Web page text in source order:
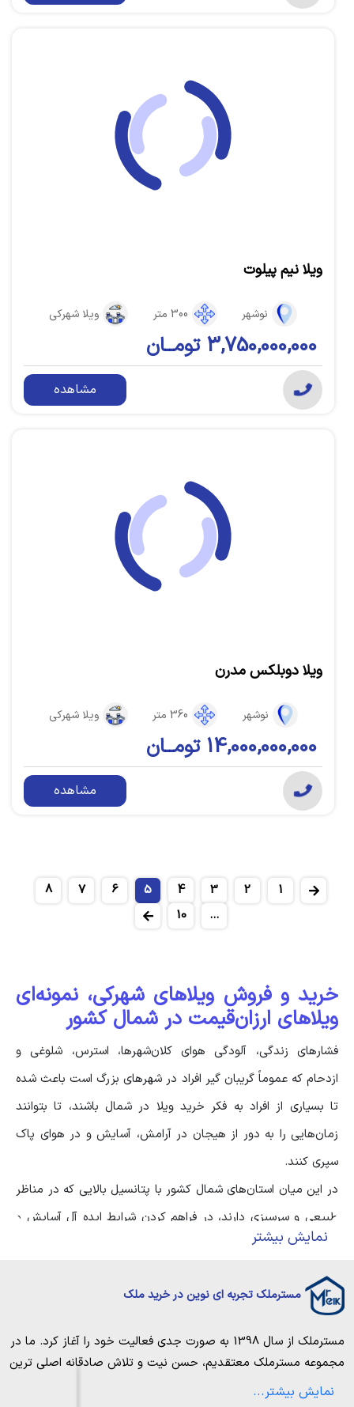
ویلا نیم پیلوت
نوشهر 300 متر ویلا شهرکی
3,750,000,000 تومــان
مشاهده
ویلا دوبلکس مدرن
نوشهر 360 متر ویلا شهرکی
14,000,000,000 تومــان
مشاهده
1
2
3
4
5
6
7
8
...
10
خرید و فروش ویلاهای شهرکی، نمونه‌ای
ویلاهای ارزان‌قیمت در شمال کشور
فشارهای زندگی، آلودگی هوای کلان‌شهرها، استرس، شلوغی و
ازدحام که عموماً گریبان گیر افراد در شهرهای بزرگ است باعث شده
تا بسیاری از افراد به فکر خرید ویلا در شمال باشند، تا بتوانند
زمان‌هایی را به دور از هیجان در آرامش، آسایش و در هوای پاک
سپری کنند.
در این میان استان‌های شمال کشور با پتانسیل بالایی که در مناظر
طبیعی و سرسبزی دارند، در فراهم کردن شرایط ایده آل آسایش و
رفاه حرف اول را می‌زنند.
در میان شهرهای شمالی، استان مازندران به دلیل داشتن موقعیت
عالی و جاده کنارگذر ساحل و جنگل در اولویت ازلحاظ
وقتی نوبت به اولین قدم هدف‌گذاریویلاهای شهرکی برای خرید و
فروشمی‌رسد که می‌توانید به آن فکر کنید، دانستن اینکه
نمایش بیشتر
مسترملک تجربه ای نوین در خرید ملک
مسترملک
از سال 1398 به صورت جدی فعالیت خود را آغاز کرد. ما در
مجموعه مسترملک معتقدیم، حسن نیت و تلاش صادقانه اصلی ترین
عامل پیروزی و موفقیت در حوزه املاک بوده و از این رو تمام مساعی
نمایش بیشتر...